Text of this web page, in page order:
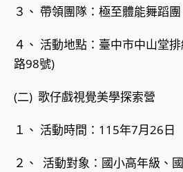
３、 帶領團隊：極至體能舞蹈團
４、 活動地點：臺中市中山堂
路98號)
(二) 歌仔戲視覺美學探索營
１、 活動時間：115年7月26日
２、 活動對象：國小高年級、